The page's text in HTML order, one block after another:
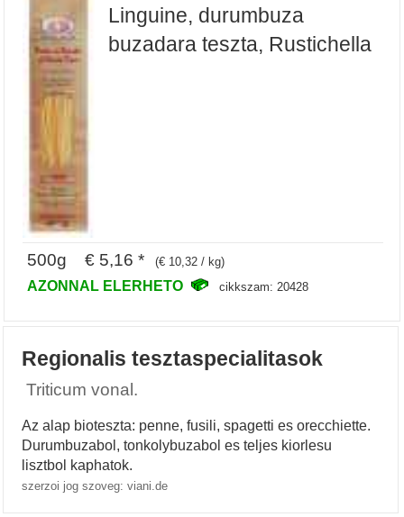
Linguine, durumbuza
buzadara teszta, Rustichella
500g € 5,16 * (€ 10,32 / kg)
AZONNAL ELERHETO cikkszam: 20428
Regionalis tesztaspecialitasok
Triticum vonal.
Az alap bioteszta: penne, fusili, spagetti es orecchiette.
Durumbuzabol, tonkolybuzabol es teljes kiorlesu
lisztbol kaphatok.
szerzoi jog szoveg: viani.de